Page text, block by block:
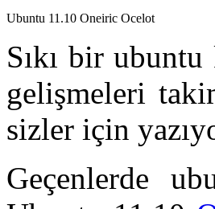
Ubuntu 11.10 Oneiric Ocelot
Sıkı bir
gelişmeleri
sizler için
Geçenlerde